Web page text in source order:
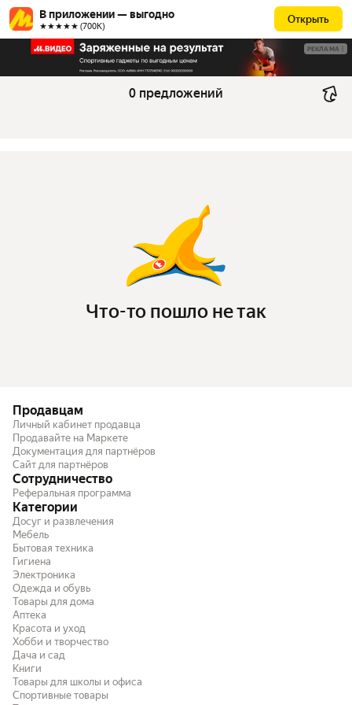
В приложении — выгодно
★★★★★ (700К)
Открыть
РЕКЛАМА
0 предложений
Что-то пошло не так
Продавцам
Личный кабинет продавца
Продавайте на Маркете
Документация для партнёров
Сайт для партнёров
Сотрудничество
Реферальная программа
Категории
Досуг и развлечения
Мебель
Бытовая техника
Гигиена
Электроника
Одежда и обувь
Товары для дома
Аптека
Красота и уход
Хобби и творчество
Дача и сад
Книги
Товары для школы и офиса
Спортивные товары